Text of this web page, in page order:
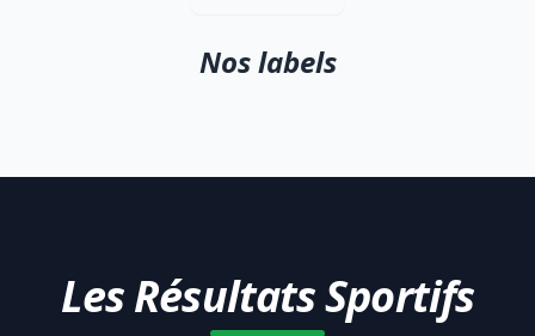
Nos labels
Les Résultats Sportifs